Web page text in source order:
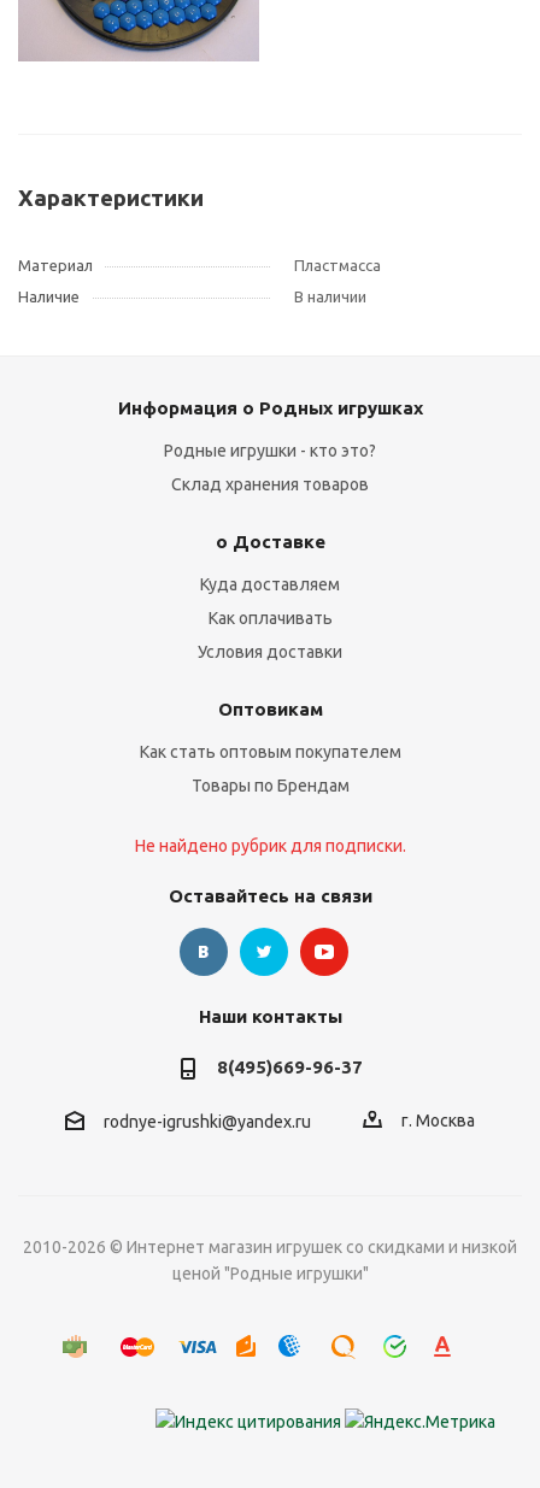
Характеристики
Материал
Пластмасса
Наличие
В наличии
Информация о Родных игрушках
Родные игрушки - кто это?
Склад хранения товаров
о Доставке
Куда доставляем
Как оплачивать
Условия доставки
Оптовикам
Как стать оптовым покупателем
Товары по Брендам
Не найдено рубрик для подписки.
Оставайтесь на связи
Наши контакты
8(495)669-96-37
rodnye-igrushki@yandex.ru г. Москва
2010-2026 © Интернет магазин игрушек со скидками и низкой
ценой "Родные игрушки"